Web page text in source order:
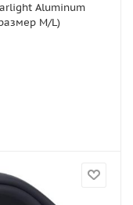
Aluminum
M/L)